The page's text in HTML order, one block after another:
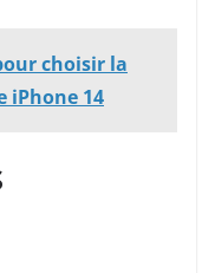
choisir la
iPhone 14